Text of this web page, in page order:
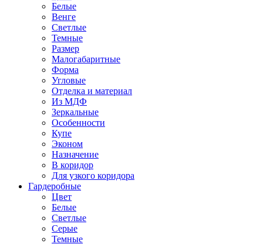
Белые
Венге
Светлые
Темные
Размер
Малогабаритные
Форма
Угловые
Отделка и материал
Из МДФ
Зеркальные
Особенности
Купе
Эконом
Назначение
В коридор
Для узкого коридора
Гардеробные
Цвет
Белые
Светлые
Серые
Темные